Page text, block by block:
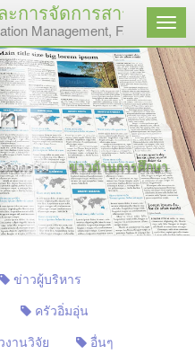
การจัดการสารสนเท
Management, Faculty ofเมนู
กิจกรรม ข่าวด้านการศึกษา
ข่าวผู้บริหาร
ครัวอิ่มอุ่น
งานวิจัย
อื่นๆ